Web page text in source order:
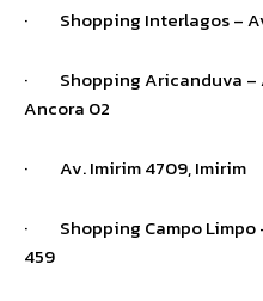
· Shopping Interlagos –
· Shopping Aricanduva –
Ancora 02
· Av. Imirim 4709, Imirim
· Shopping Campo Limpo
459